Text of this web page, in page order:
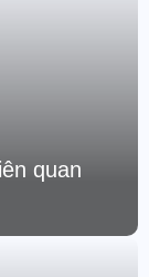
quan